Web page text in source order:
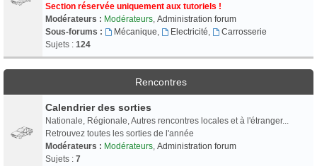
Section réservée uniquement aux tutoriels !
Modérateurs : Modérateurs, Administration forum
Sous-forums :
Mécanique, Electricité,
Carrosserie
Sujets : 124
Rencontres
Calendrier des sorties
Nationale, Régionale, Autres rencontres locales et à l'étranger...
Retrouvez toutes les sorties de l'année
Modérateurs : Modérateurs, Administration forum
Sujets : 7